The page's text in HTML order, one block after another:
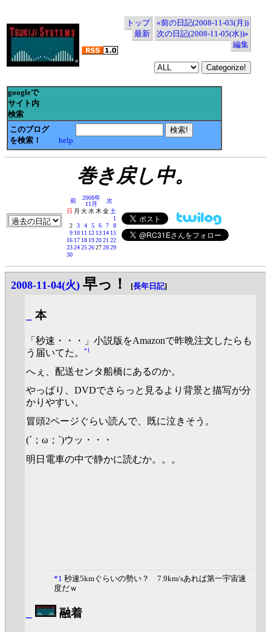
トップ
«前の日記(2008-11-03(月))
最新
次の日記(2008-11-05(水))»
編集
googleで
サイト内
検索
このブログ
を検索！
help
巻き戻し中。
前
2008年
11月
次
日 月 火 水木金土
1
2
3 4 5 6 7
8
9 10 11 12 13 14 15
16 17 18 19202122
23242526272829
30
2008-11-04(火) 早っ！ [長年日記]
本
「秒速・・・」小説版をAmazonで昨晩注文したらも
う届いてた。
*1
へぇ、配送センタ船橋にあるのか。
やっぱり、DVDでさらっと見るより背景と描写が分
かりやすい。
冒頭2ページぐらい読んで、既に泣きそう。
(´；ω；`)ウッ・・・
明日電車の中で静かに読むか。。。
*1 秒速5kmぐらいの勢い？ 7.9km/sあれば第一宇宙速
度だｗ
融着